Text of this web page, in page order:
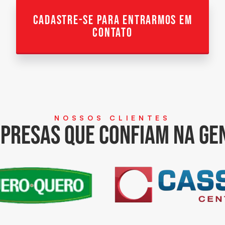
cadastre-se para entrarmos em
contato
NOSSOS CLIENTES
QUE CONFIAM NA